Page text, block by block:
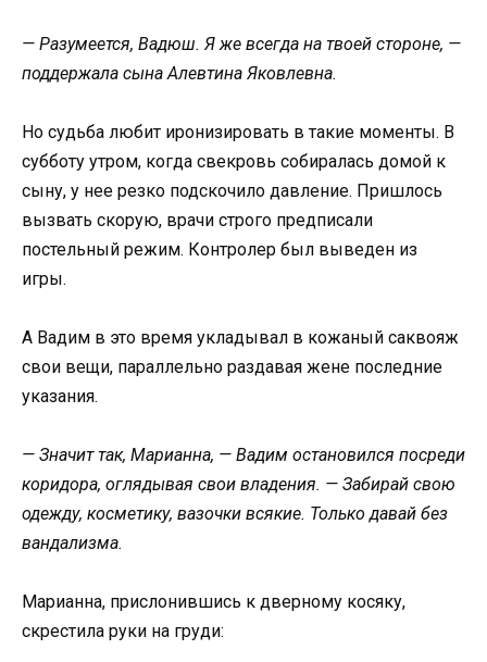
— Разумеется, Вадюш. Я же всегда на твоей стороне, —
поддержала сына Алевтина Яковлевна.
Но судьба любит иронизировать в такие моменты. В
субботу утром, когда свекровь собиралась домой к
сыну, у нее резко подскочило давление. Пришлось
вызвать скорую, врачи строго предписали
постельный режим. Контролер был выведен из
игры.
А Вадим в это время укладывал в кожаный саквояж
свои вещи, параллельно раздавая жене последние
указания.
— Значит так, Марианна, — Вадим остановился посреди
коридора, оглядывая свои владения. — Забирай свою
одежду, косметику, вазочки всякие. Только давай без
вандализма.
Марианна, прислонившись к дверному косяку,
скрестила руки на груди: